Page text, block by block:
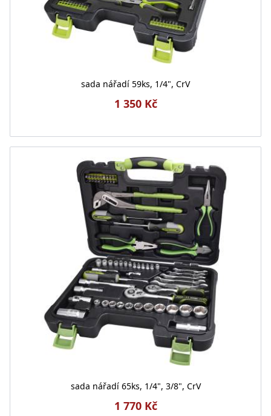
sada nářadí 59ks, 1/4", CrV
1 350 Kč
sada nářadí 65ks, 1/4", 3/8", CrV
1 770 Kč